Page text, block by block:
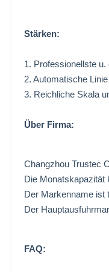
Stärken:
1. Professionellste
2. Automatische
3. Reichliche Skala
Über Firma:
Changzhou Trustec
Die Monatskapazität
Der Markenname ist
Der
FAQ: